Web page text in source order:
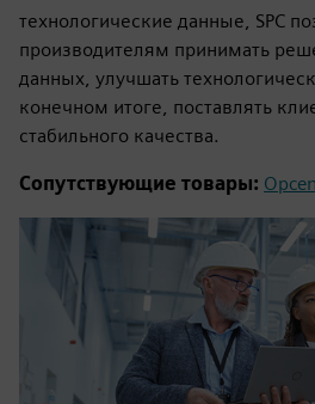
технологические данные, SPC
производителям принимать
данных, улучшать
конечном итоге, поставлять
стабильного качества.
Сопутствующие товары: